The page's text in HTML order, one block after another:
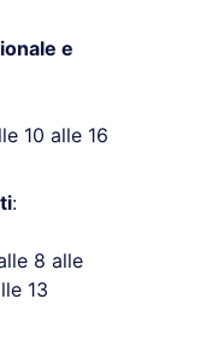
e
10 alle 16
:
8 alle
13